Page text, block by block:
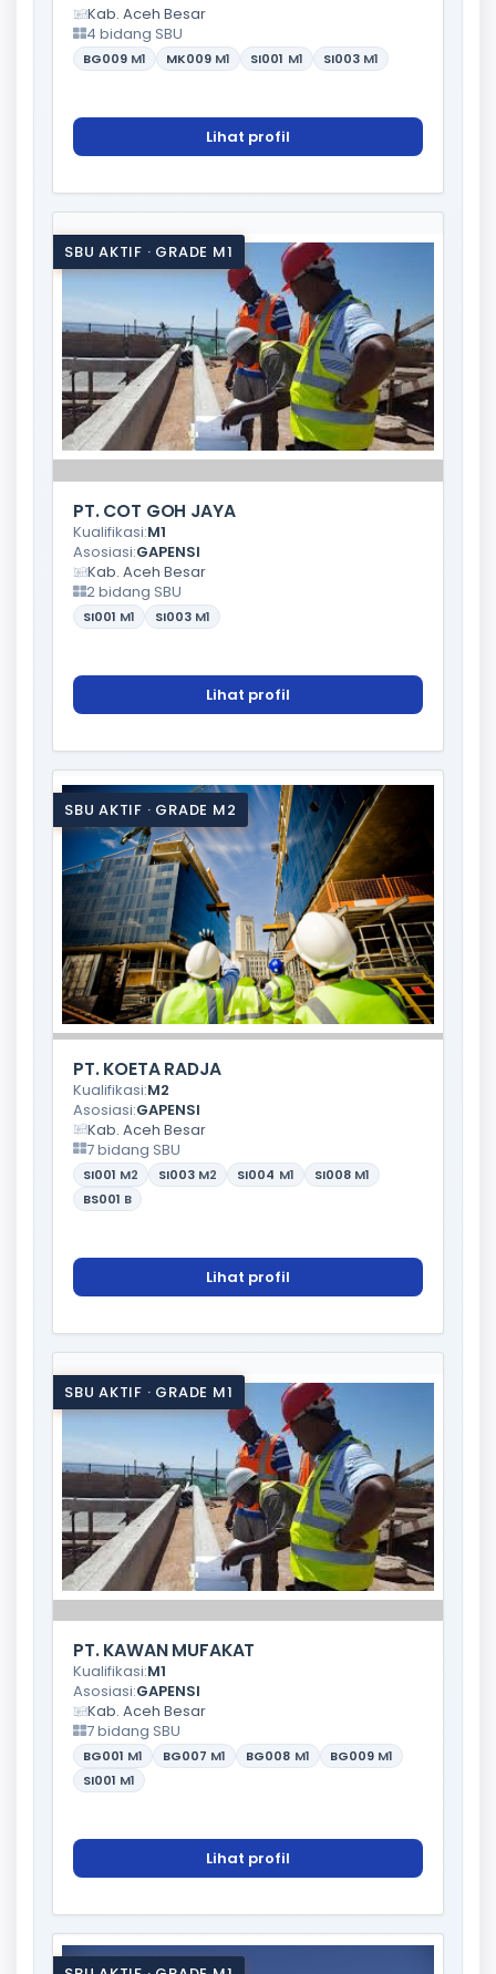
Kab. Aceh Besar
4 bidang SBU
BG009 M1 MK009 M1 SI001 M1 SI003 M1
Lihat profil
SBU AKTIF · GRADE M1
PT. COT GOH JAYA
Kualifikasi:M1
Asosiasi:GAPENSI
Kab. Aceh Besar
2 bidang SBU
SI001 M1 SI003 M1
Lihat profil
SBU AKTIF · GRADE M2
PT. KOETA RADJA
Kualifikasi:M2
Asosiasi:GAPENSI
Kab. Aceh Besar
7 bidang SBU
SI001 M2 SI003 M2 SI004 M1 SI008 M1
BS001 B
Lihat profil
SBU AKTIF · GRADE M1
PT. KAWAN MUFAKAT
Kualifikasi:M1
Asosiasi:GAPENSI
Kab. Aceh Besar
7 bidang SBU
BG001 M1 BG007 M1 BG008 M1 BG009 M1
SI001 M1
Lihat profil